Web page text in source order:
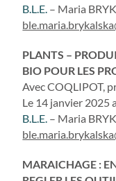
B.L.E. – Maria
PLANTS –
BIO POUR LES
Avec COQLIPOT,
Le 14 janvier 2025
B.L.E. – Maria
MARAICHAGE :